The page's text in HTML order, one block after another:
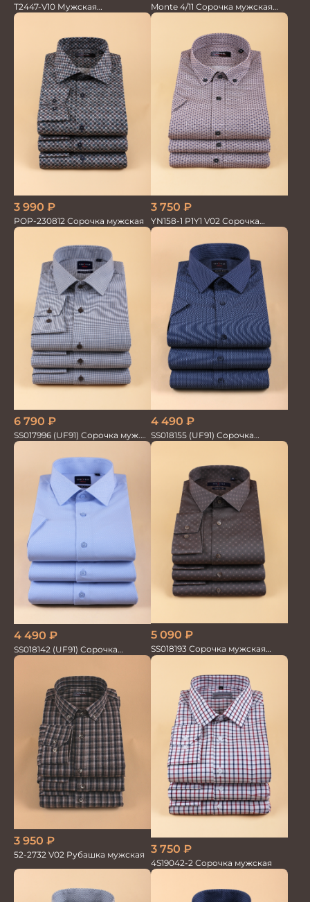
T2447-V10 Мужская
текстильная рубашка /
Monte 4/11 Сорочка мужская
кор.рукав
3 990 ₽
POP-230812 Сорочка мужская
3 750 ₽
YN158-1 P1Y1 V02 Сорочка
мужская кор.рукав
6 790 ₽
SS017996 (UF91) Сорочка муж.
GROSTYLE TRENDY
4 490 ₽
SS018155 (UF91) Сорочка
мужская GROSTYLE TRENDY
4 490 ₽
SS018142 (UF91) Сорочка
мужская GROSTYLE TRENDY
5 090 ₽
SS018193 Сорочка мужская
GROSTYLE PRIME
3 950 ₽
52-2732 V02 Рубашка мужская 3 750 ₽
4S19042-2 Сорочка мужская